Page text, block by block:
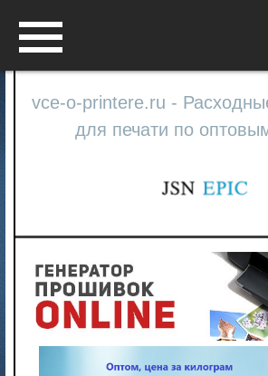
vce-o-printere.ru -
для печати по